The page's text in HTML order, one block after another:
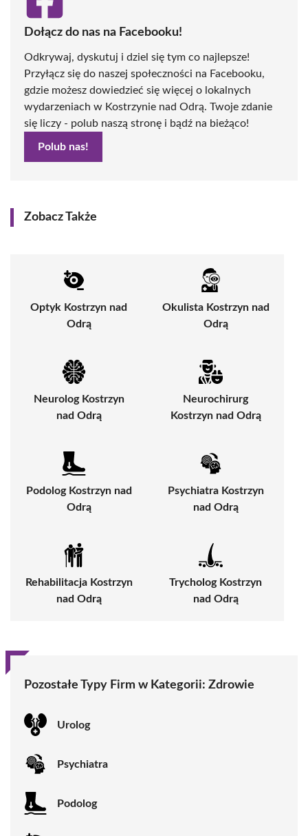
Dołącz do nas na Facebooku!
Odkrywaj, dyskutuj i dziel się tym co najlepsze!
Przyłącz się do naszej społeczności na Facebooku,
gdzie możesz dowiedzieć się więcej o lokalnych
wydarzeniach w Kostrzynie nad Odrą. Twoje zdanie
się liczy - polub naszą stronę i bądź na bieżąco!
Polub nas!
Zobacz Także
Optyk Kostrzyn nad
Odrą
Okulista Kostrzyn nad
Odrą
Neurolog Kostrzyn
nad Odrą
Neurochirurg
Kostrzyn nad Odrą
Podolog Kostrzyn nad
Odrą
Psychiatra Kostrzyn
nad Odrą
Rehabilitacja Kostrzyn
nad Odrą
Trycholog Kostrzyn
nad Odrą
Pozostałe Typy Firm w Kategorii: Zdrowie
Urolog
Psychiatra
Podolog